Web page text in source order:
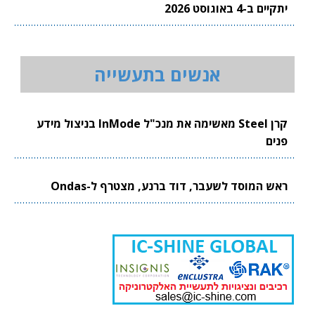
יתקיים ב-4 באוגוסט 2026
אנשים בתעשייה
קרן Steel מאשימה את מנכ"ל InMode בניצול מידע
פנים
ראש המוסד לשעבר, דוד ברנע, מצטרף ל-Ondas